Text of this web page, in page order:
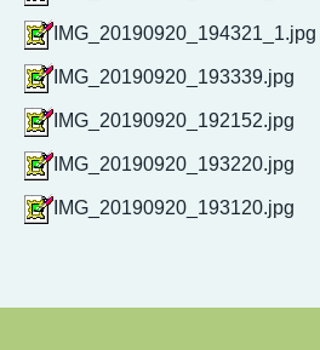
IMG_20190920_194321_1.jpg
IMG_20190920_193339.jpg
IMG_20190920_192152.jpg
IMG_20190920_193220.jpg
IMG_20190920_193120.jpg